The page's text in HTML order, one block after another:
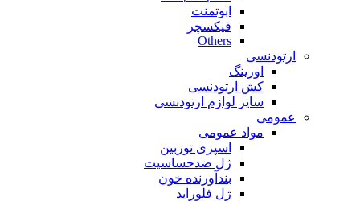
ابوتمنت
فیکسچر
Others
ارتودنسی
اورینگ
کش ارتودنسی
سایر لوازم ارتودنسی
عمومی
مواد عمومی
اسپری توربین
ژل ضدحساسیت
بندآورنده خون
ژل فلوراید